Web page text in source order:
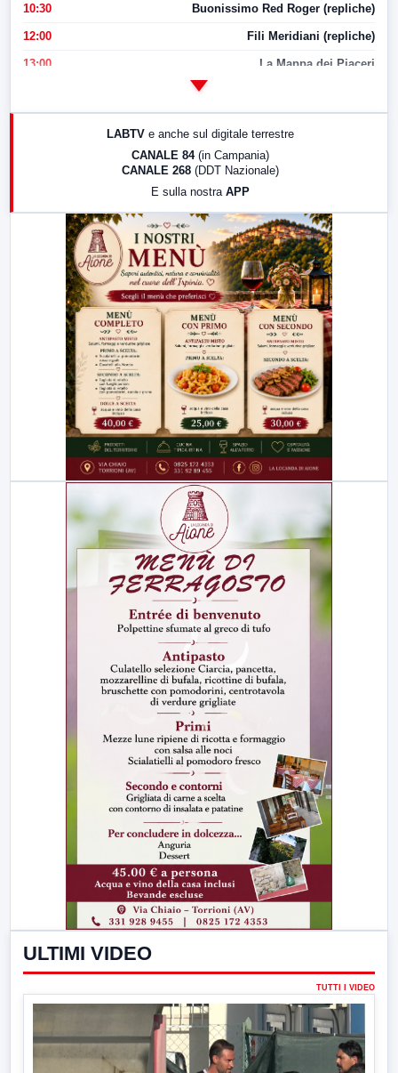
10:30 Buonissimo Red Roger (repliche)
12:00 Fili Meridiani (repliche)
13:00 La Mappa dei Piaceri
LabNews (replica)
LABTV e anche sul digitale terrestre
CANALE 84 (in Campania)
CANALE 268 (DDT Nazionale)
E sulla nostra APP
ULTIMI VIDEO
TUTTI I VIDEO